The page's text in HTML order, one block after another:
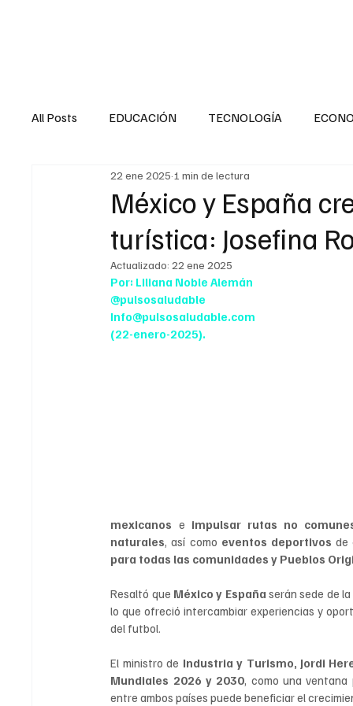
All Posts EDUCACIÓN TECNOLOGÍA
SALUD EN EL SECTOR PÚBLICO
LA ENTREVISTA ANIMAL
INTERNACIONAL GENERAL
México y España
turística: Josefina
22 ene 2025 1 min de lectura
Actualizado:22 ene 2025
Por: Liliana Noble Alemán
@pulsosaludable
Info@pulsosaludable.com
(22-enero-2025).
mexicanos e impulsar rutas no
naturales, así como eventos deportivos de
para todas las comunidades y Pueblos
Resaltó que México y España serán sede de la
lo que ofreció intercambiar experiencias y
del futbol.
El ministro de Industria y Turismo, Jordi
Mundiales 2026 y 2030, como una ventana
entre ambos países puede beneficiar el